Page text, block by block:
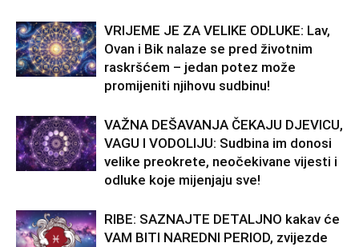
VRIJEME JE ZA VELIKE ODLUKE: Lav,
Ovan i Bik nalaze se pred životnim
raskršćem – jedan potez može
promijeniti njihovu sudbinu!
VAŽNA DEŠAVANJA ČEKAJU DJEVICU,
VAGU I VODOLIJU: Sudbina im donosi
velike preokrete, neočekivane vijesti i
odluke koje mijenjaju sve!
RIBE: SAZNAJTE DETALJNO kakav će
VAM BITI NAREDNI PERIOD, zvijezde